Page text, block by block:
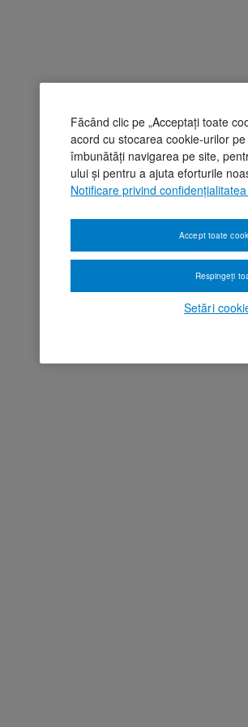
Făcând clic pe „Acceptați toate
acord cu stocarea cookie-urilor
îmbunătăți navigarea pe site,
ului și pentru a ajuta eforturile
Notificare privind
Setări
Respingeți
Accept toate